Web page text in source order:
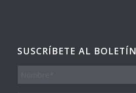
SUSCRÍBETE AL BOLETÍN